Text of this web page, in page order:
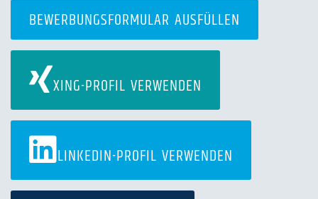
BEWERBUNGSFORMULAR AUSFÜLLEN
XING-PROFIL VERWENDEN
LINKEDIN-PROFIL VERWENDEN